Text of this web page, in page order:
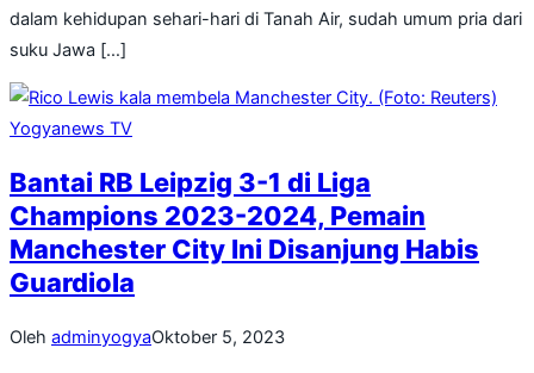
dalam kehidupan sehari-hari di Tanah Air, sudah umum pria dari
suku Jawa […]
Yogyanews TV
Bantai RB Leipzig 3-1 di Liga
Champions 2023-2024, Pemain
Manchester City Ini Disanjung Habis
Guardiola
Oleh adminyogyaOktober 5, 2023